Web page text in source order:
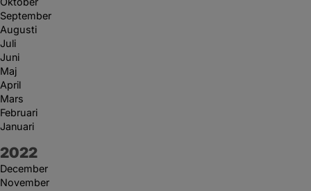
September
Augusti
Juli
Juni
Maj
April
Mars
Februari
Januari
År:
2022
December
November